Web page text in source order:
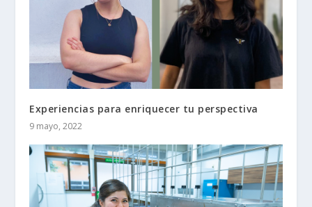
Experiencias para enriquecer tu perspectiva
9 mayo, 2022